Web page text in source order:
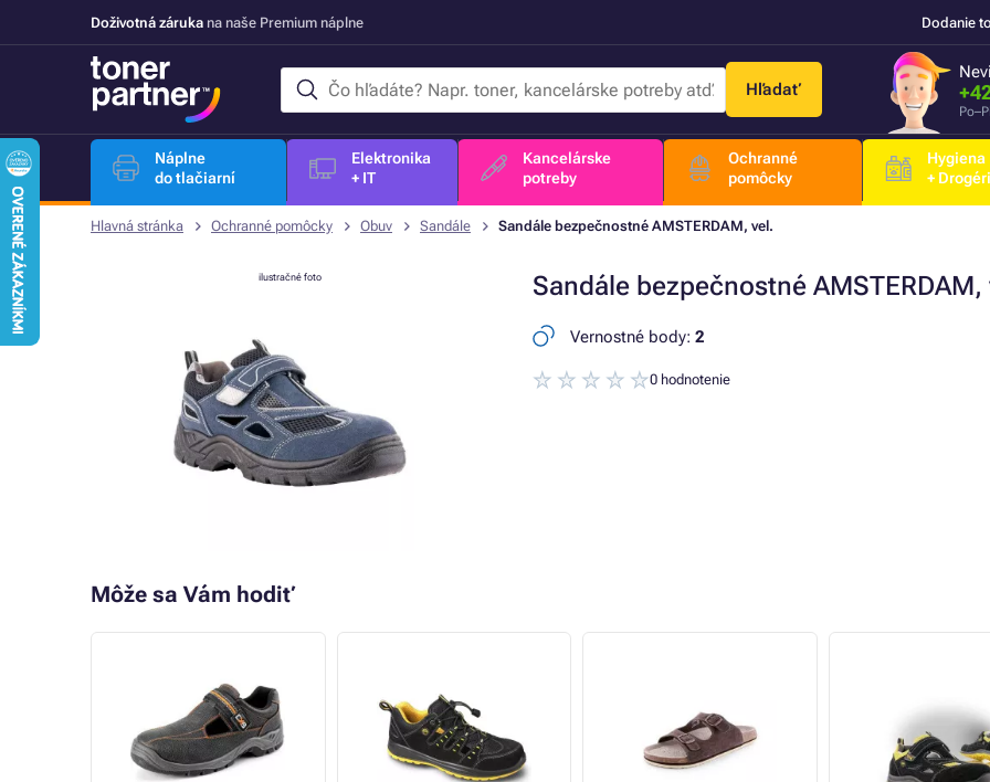
Doživotná záruka na naše Premium náplne Dodanie
Hľadať
Náplne
do tlačiarní
Elektronika
+ IT
Kancelárske
potreby
Ochranné
pomôcky
Hygiena
+
Hlavná stránka Ochranné pomôcky Obuv Sandále Sandále bezpečnostné AMSTERDAM, vel.
Sandále bezpečnostné AMSTERDAM,
ilustračné foto
Vernostné body: 2
0 hodnotenie
Môže sa Vám hodiť